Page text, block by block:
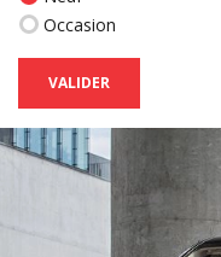
Occasion
VALIDER